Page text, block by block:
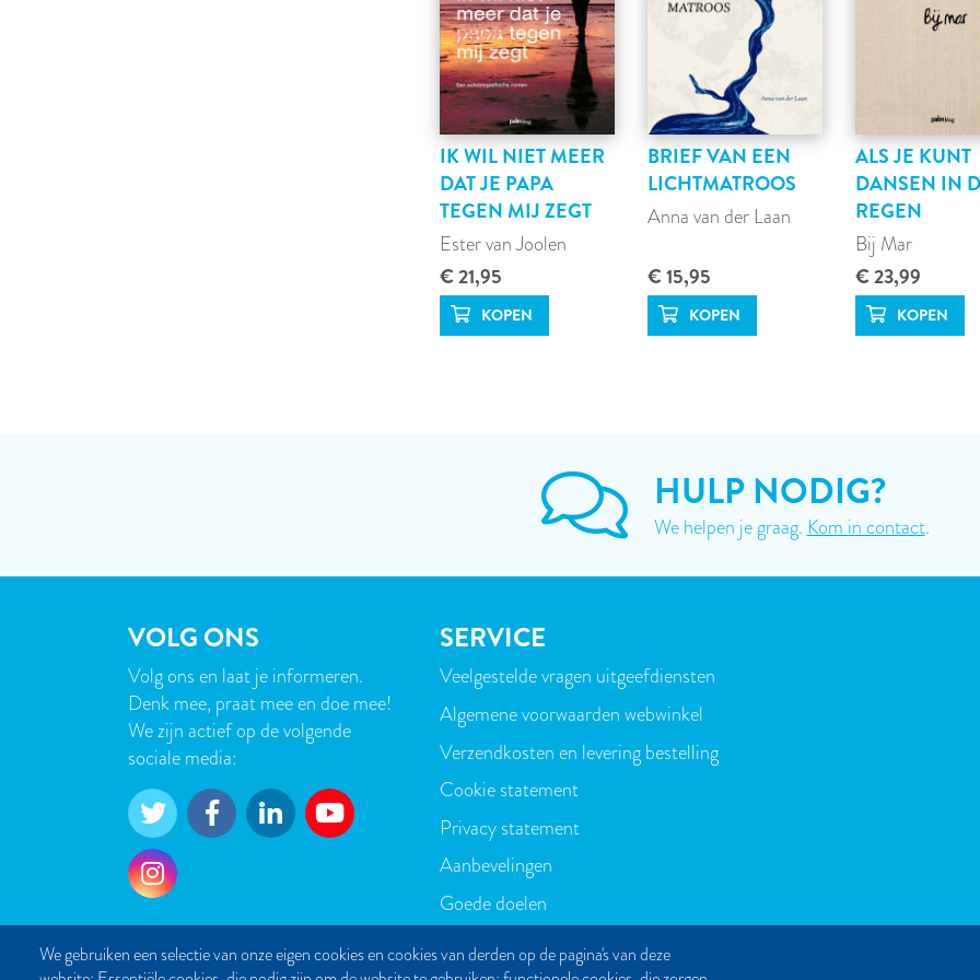
We gebruiken een selectie van onze eigen cookies en cookies van derden op de pagina's van deze
IK WIL NIET MEER
DAT JE PAPA
TEGEN MIJ ZEGT
Ester van Joolen
€ 21,95
BRIEF VAN EEN
LICHTMATROOS
Anna van der Laan
€ 15,95
ALS JE KUNT
DANSEN IN
REGEN
Bij Mar
€ 23,99
HULP NODIG?
We helpen je graag. Kom in contact.
VOLG ONS
Volg ons en laat je informeren.
Denk mee, praat mee en doe mee!
We zijn actief op de volgende
sociale media:
SERVICE
VOET
Veelgestelde vragen uitgeefdiensten
Algemene voorwaarden webwinkel
Verzendkosten en levering bestelling
Cookie statement
Privacy statement
Aanbevelingen
Goede doelen